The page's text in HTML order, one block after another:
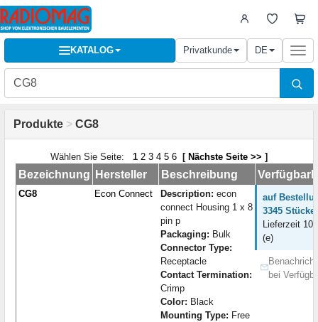
KATALOG Privatkunde DE
Produkte > CG8
Wählen Sie Seite: 1 2 3 4 5 6 [ Nächste Seite >> ]
Bezeichnung Hersteller Beschreibung
CG8 Econ Connect Description: econ
connect Housing 1 x 8
pin p
Packaging: Bulk
Connector Type:
Receptacle
Contact Termination:
Crimp
Color: Black
Mounting Type: Free
auf
3345 Stücke:
Lieferzeit
(e)
bei